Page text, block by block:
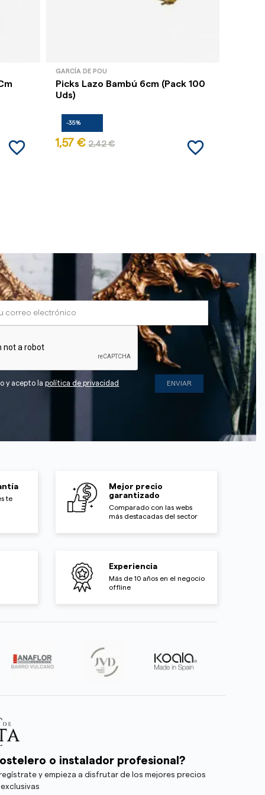
favorite_border
GARCÍA DE POU
Picks Lazo Bambú 6cm (Pack 100
Uds)
-35%
1,57 € 2,42 € favorite_border
y acepto lapolítica de privacidad
te
Mejor precio
garantizado
Comparado con las webs
más destacadas del sector
Experiencia
Más de 10 años en el negocio
offline
o instalador profesional?
y empieza a disfrutar de los mejores precios